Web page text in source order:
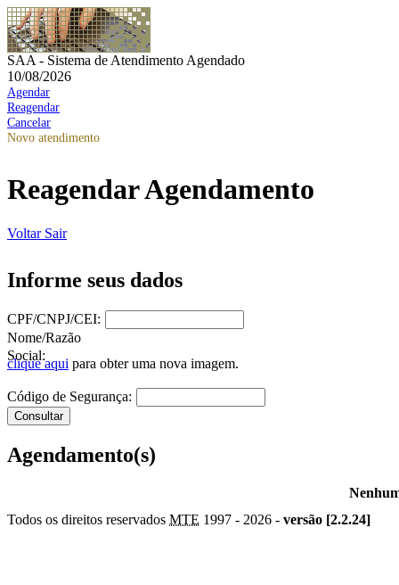
SAA - Sistema de Atendimento Agendado
10/08/2026
Agendar
Reagendar
Cancelar
Novo atendimento
Reagendar Agendamento
Voltar Sair
Informe seus dados
CPF/CNPJ/CEI:
Nome/Razão
Social:
clique aqui para obter uma nova imagem.
Código de Segurança:
Agendamento(s)
Todos os direitos reservados MTE 1997 - 2026 - versão [2.2.24]